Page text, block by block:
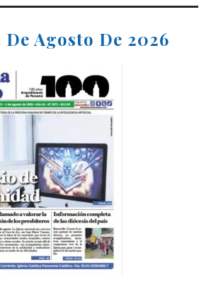
Agosto De 2026